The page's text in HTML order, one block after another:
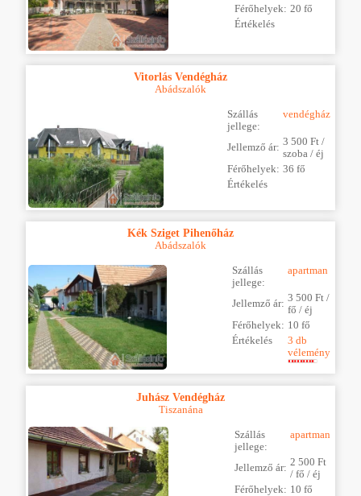
Férőhelyek: 20 fő
Értékelés
Vitorlás Vendégház
Abádszalók
Szállás
jellege:
vendégház
Jellemző ár: 3 500 Ft /
szoba / éj
Férőhelyek: 36 fő
Értékelés
Kék Sziget Pihenőház
Abádszalók
Szállás
jellege:
apartman
Jellemző ár: 3 500 Ft /
fő / éj
Férőhelyek: 10 fő
Értékelés
3 db
vélemény
Juhász Vendégház
Tiszanána
Szállás
jellege:
apartman
Jellemző ár: 2 500 Ft
/ fő / éj
Férőhelyek: 10 fő